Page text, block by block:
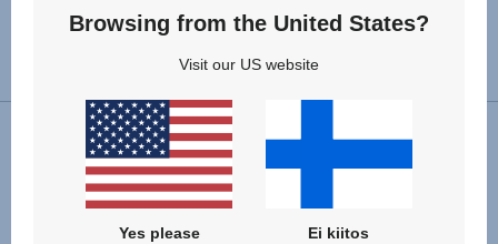
Tuotteen paino
5.9 Paino
Browsing from the United States?
Visit our US website
Yes please Ei kiitos